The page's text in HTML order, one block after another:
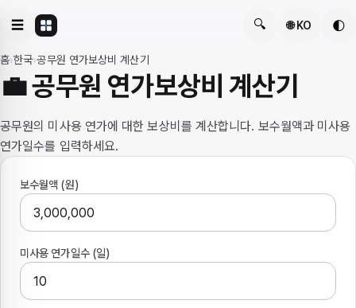
☰ 🔍 🌐 KO 🌓
홈›한국›공무원 연가보상비 계산기
💼 공무원 연가보상비 계산기
공무원의 미사용 연가에 대한 보상비를 계산합니다. 보수월액과 미사용
연가일수를 입력하세요.
보수월액 (원)
미사용 연가일수 (일)